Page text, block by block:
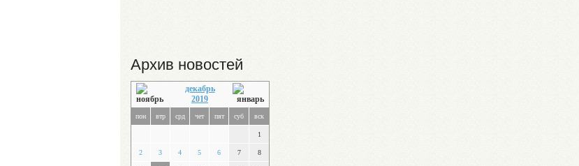
Архив новостей
декабрь
2019
пон втр срд чет пят суб вск
1
2 3 4 5 6 7 8